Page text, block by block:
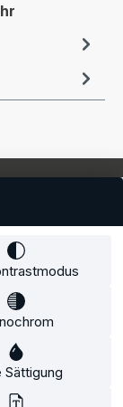
zzgl.
wenn
Sättigung